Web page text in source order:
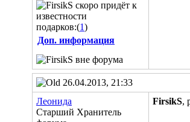
подарков:(1)
Доп. информация
26.04.2013, 21:33
Леонида
Старший Хранитель
FirsikS,